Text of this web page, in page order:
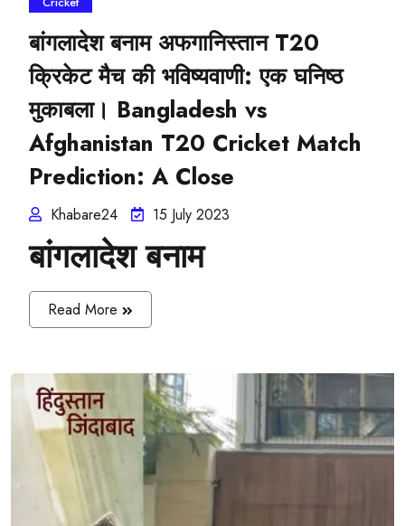
बांगलादेश बनाम अफगानिस्तान T20
क्रिकेट मैच की भविष्यवाणी: एक घनिष्ठ
मुकाबला। Bangladesh vs
Afghanistan T20 Cricket Match
Prediction: A Close
Khabare24 15 July 2023
बांगलादेश बनाम
Read More